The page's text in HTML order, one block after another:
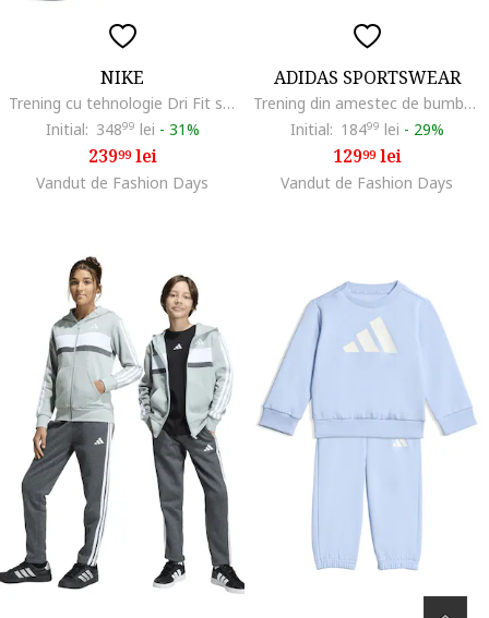
NIKE
Trening cu tehnologie Dri Fit si buzunare pentru fotbal, Negru/Verde persan
Initial: 34899 lei - 31%
23999lei
Vandut de Fashion Days
ADIDAS SPORTSWEAR
Trening din amestec de bumbac cu buzunar cargo, Negru/Alb optic
Initial: 18499 lei - 29%
12999lei
Vandut de Fashion Days